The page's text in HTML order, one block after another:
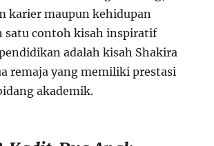
karier maupun kehidupan
satu contoh kisah inspiratif
adalah kisah Shakira
remaja yang memiliki prestasi
akademik.